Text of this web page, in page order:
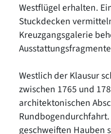
Westflügel erhalten.
Stuckdecken
Kreuzgangsgalerie
Westlich der Klausur
zwischen 1765 und
architektonischen
geschweiften Hauben